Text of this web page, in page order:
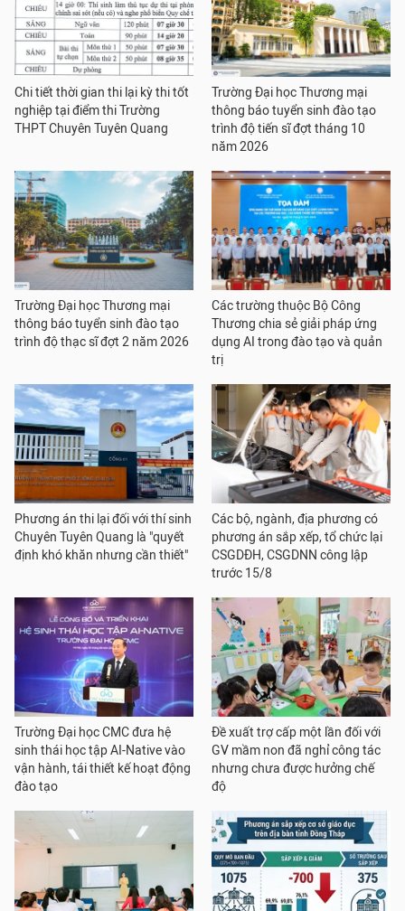
Chi tiết thời gian thi lại kỳ thi tốt
nghiệp tại điểm thi Trường
THPT Chuyên Tuyên Quang
Trường Đại học Thương mại
thông báo tuyển sinh đào tạo
trình độ tiến sĩ đợt tháng 10
năm 2026
Trường Đại học Thương mại
thông báo tuyển sinh đào tạo
trình độ thạc sĩ đợt 2 năm 2026
Các trường thuộc Bộ Công
Thương chia sẻ giải pháp ứng
dụng AI trong đào tạo và quản
trị
Phương án thi lại đối với thí sinh
Chuyên Tuyên Quang là "quyết
định khó khăn nhưng cần thiết"
Các bộ, ngành, địa phương có
phương án sắp xếp, tổ chức lại
CSGDĐH, CSGDNN công lập
trước 15/8
Trường Đại học CMC đưa hệ
sinh thái học tập AI-Native vào
vận hành, tái thiết kế hoạt động
đào tạo
Đề xuất trợ cấp một lần đối với
GV mầm non đã nghỉ công tác
nhưng chưa được hưởng chế
độ